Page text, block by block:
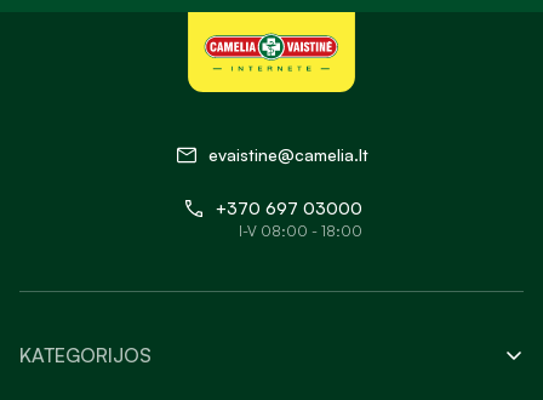
evaistine@camelia.lt
+370 697 03000
I-V 08:00 - 18:00
KATEGORIJOS